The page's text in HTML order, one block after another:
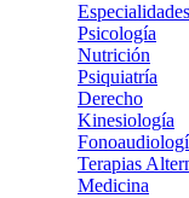
Especialidades
Psicología
Nutrición
Psiquiatría
Derecho
Kinesiología
Terapias
Medicina